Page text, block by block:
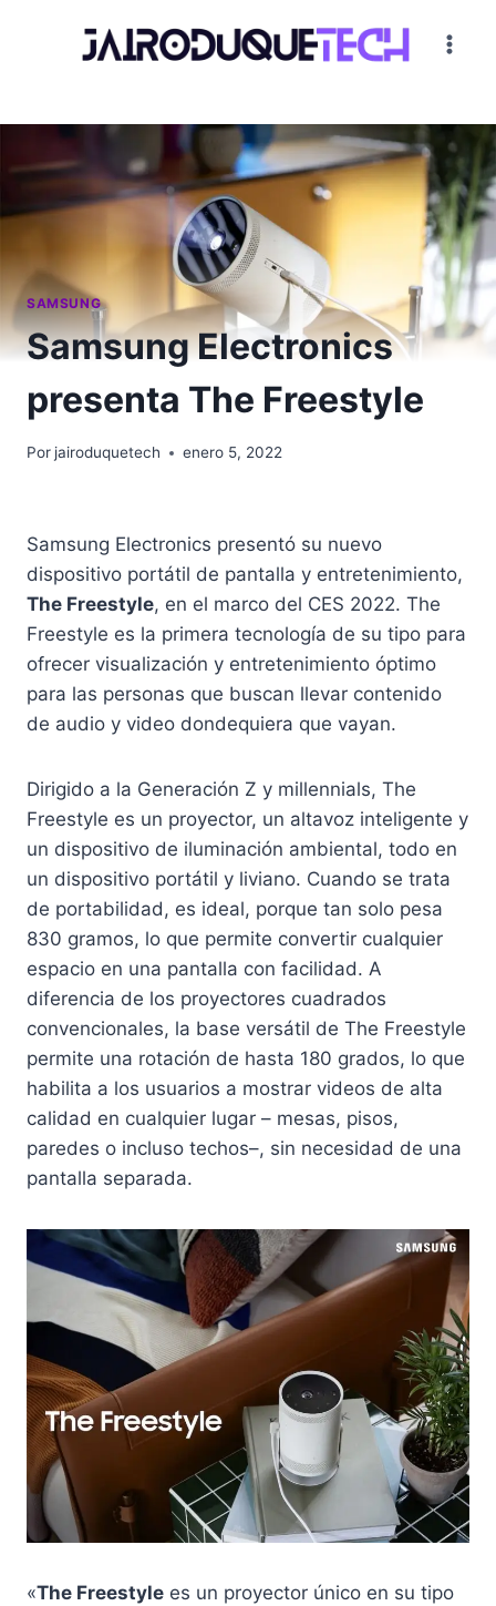
SAMSUNG
Samsung Electronics
presenta The Freestyle
Por jairoduquetech enero 5, 2022
Samsung Electronics presentó su nuevo
dispositivo portátil de pantalla y entretenimiento,
The Freestyle, en el marco del CES 2022. The
Freestyle es la primera tecnología de su tipo para
ofrecer visualización y entretenimiento óptimo
para las personas que buscan llevar contenido
de audio y video dondequiera que vayan.
Dirigido a la Generación Z y millennials, The
Freestyle es un proyector, un altavoz inteligente y
un dispositivo de iluminación ambiental, todo en
un dispositivo portátil y liviano. Cuando se trata
de portabilidad, es ideal, porque tan solo pesa
830 gramos, lo que permite convertir cualquier
espacio en una pantalla con facilidad. A
diferencia de los proyectores cuadrados
convencionales, la base versátil de The Freestyle
permite una rotación de hasta 180 grados, lo que
habilita a los usuarios a mostrar videos de alta
calidad en cualquier lugar – mesas, pisos,
paredes o incluso techos–, sin necesidad de una
pantalla separada.
«The Freestyle es un proyector único en su tipo